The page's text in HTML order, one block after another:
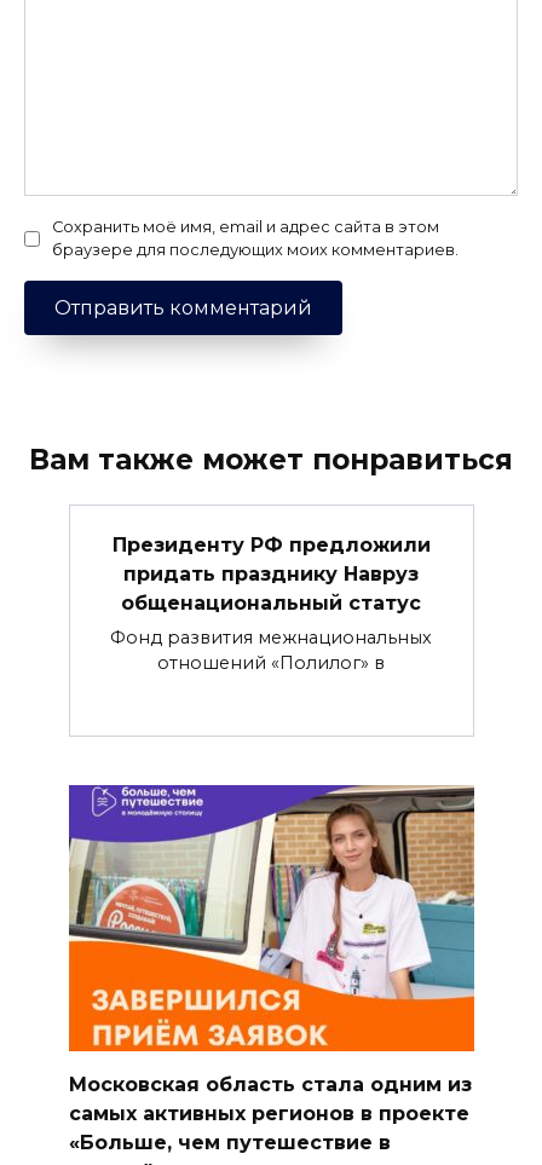
Сохранить моё имя, email и адрес сайта в этом
браузере для последующих моих комментариев.
Вам также может понравиться
Президенту РФ предложили
придать празднику Навруз
общенациональный статус
Фонд развития межнациональных
отношений «Полилог» в
Московская область стала одним из
самых активных регионов в проекте
«Больше, чем путешествие в